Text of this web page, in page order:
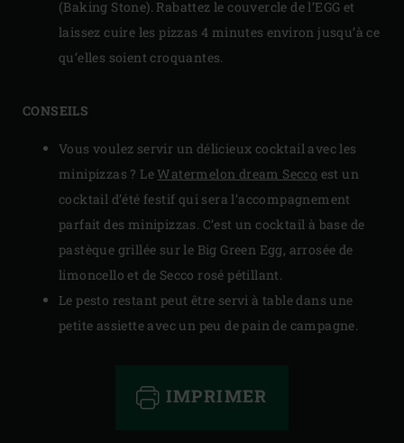
(Baking Stone). Rabattez le couvercle de l’EGG et
laissez cuire les pizzas 4 minutes environ jusqu’à ce
qu’elles soient croquantes.
CONSEILS
Vous voulez servir un délicieux cocktail avec les
minipizzas ? LeWatermelon dream Secco est un
cocktail d’été festif qui sera l’accompagnement
parfait des minipizzas. C’est un cocktail à base de
pastèque grillée sur le Big Green Egg, arrosée de
limoncello et de Secco rosé pétillant.
Le pesto restant peut être servi à table dans une
petite assiette avec un peu de pain de campagne.
IMPRIMER